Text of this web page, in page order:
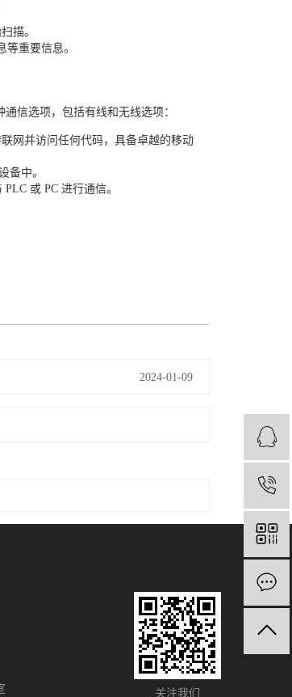
描。
重要信息。
信选项，包括有线和无线选项：
网并访问任何代码，具备卓越的移动
备中。
或 PC 进行通信。
2024-01-09
关注我们